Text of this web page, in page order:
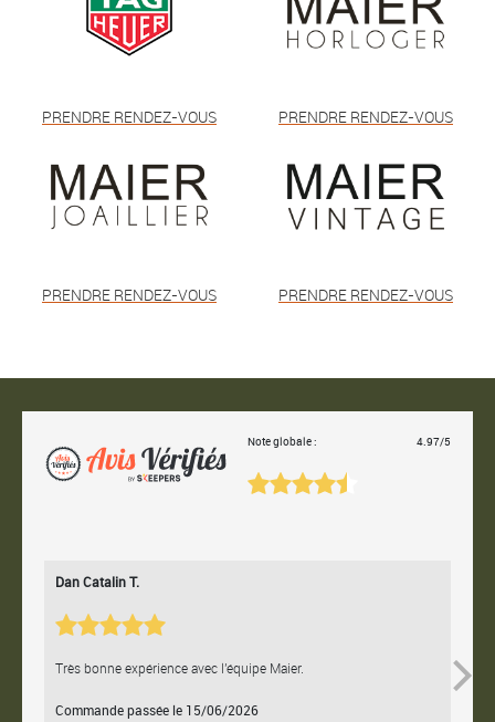
PRENDRE RENDEZ-VOUS PRENDRE RENDEZ-VOUS
PRENDRE RENDEZ-VOUS PRENDRE RENDEZ-VOUS
Note globale : 4.97/5
Dan Catalin T.
Très bonne expérience avec l'équipe Maier.
Commande passée le 15/06/2026